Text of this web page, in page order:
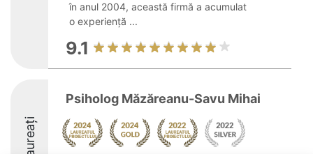
în anul 2004, această firmă a acumulat
o experiență ...
9.1
Laureați
Psiholog Măzăreanu-Savu Mihai